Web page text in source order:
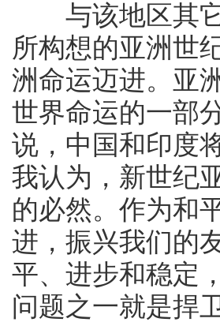
与该地区其它
所构想的亚洲世
洲命运迈进。亚
世界命运的一部
说，中国和印度
我认为，新世纪
的必然。作为和
进，振兴我们的
平、进步和稳定
问题之一就是捍